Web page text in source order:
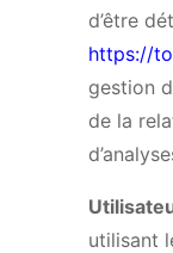
d’être
https://
gestion
de la
utilisant